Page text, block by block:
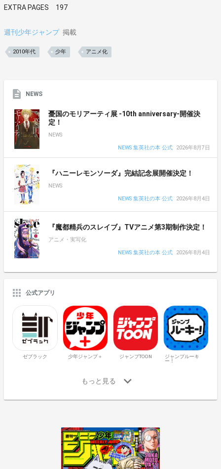
EXTRA PAGES 197
週刊少年ジャンプ 掲載
2010年代 少年 アニメ化
NEWS
憂国のモリアーティ展 -10th anniversary-開催決
定！
NEWS
NEWS 集英社の本 公式
2026年8月7日
『ハニーレモンソーダ』完結記念展開催決定！
NEWS
NEWS 集英社の本 公式
2026年8月4日
『魔都精兵のスレイブ』TVアニメ第3期制作決定！
アニメ・実写化
NEWS 集英社の本 公式
2026年8月4日
公式アプリ
ゼブラック 少年ジャンプ＋ ジャンプTOON
ジャンプルーキ
ー！